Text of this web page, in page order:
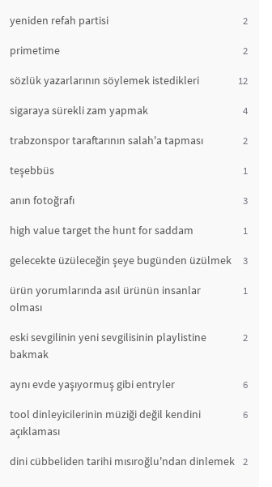
yeniden refah partisi 2
primetime 2
sözlük yazarlarının söylemek istedikleri 12
sigaraya sürekli zam yapmak 4
trabzonspor taraftarının salah'a tapması 2
teşebbüs 1
anın fotoğrafı 3
high value target the hunt for saddam 1
gelecekte üzüleceğin şeye bugünden üzülmek 3
ürün yorumlarında asıl ürünün insanlar
olması
1
eski sevgilinin yeni sevgilisinin playlistine
bakmak
2
aynı evde yaşıyormuş gibi entryler 6
tool dinleyicilerinin müziği değil kendini
açıklaması
6
dini cübbeliden tarihi mısıroğlu'ndan dinlemek 2